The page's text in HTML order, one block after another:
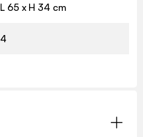
L 65 x H 34 cm
4